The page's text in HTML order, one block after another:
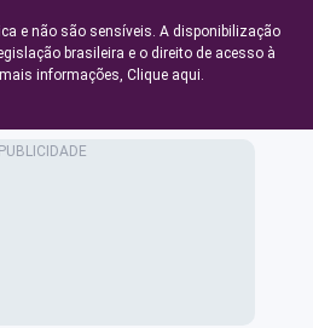
e não são sensíveis. A disponibilização
brasileira e o direito de acesso à
informações, Clique aqui.